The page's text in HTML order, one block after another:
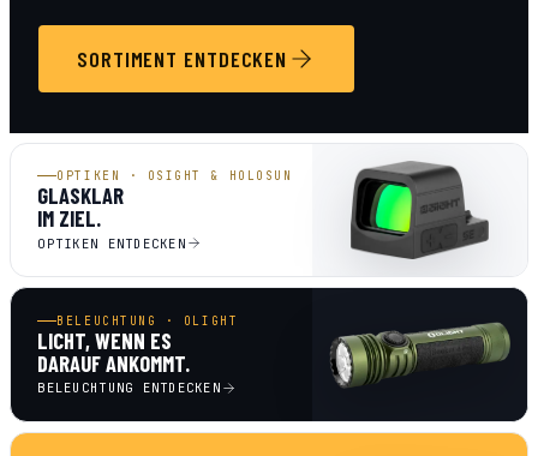
SORTIMENT ENTDECKEN
OPTIKEN · OSIGHT & HOLOSUN
GLASKLAR
IM ZIEL.
OPTIKEN ENTDECKEN
BELEUCHTUNG · OLIGHT
LICHT, WENN ES
DARAUF ANKOMMT.
BELEUCHTUNG ENTDECKEN